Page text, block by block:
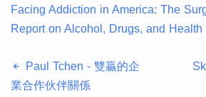
Facing Addiction in America: The
Report on Alcohol, Drugs, and Health
Paul Tchen - 雙贏的企
業合作伙伴關係